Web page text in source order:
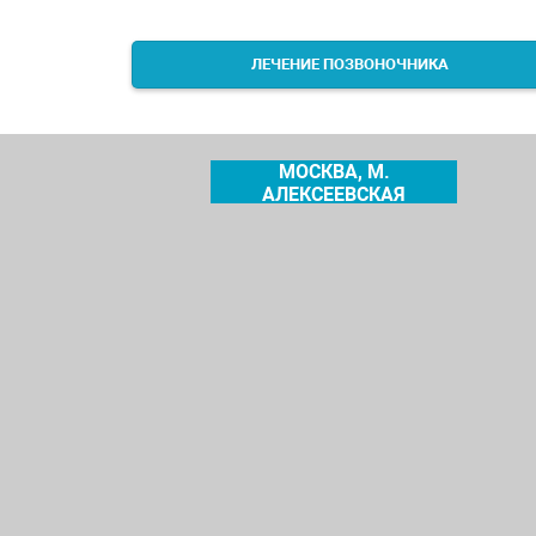
ЛЕЧЕНИЕ ПОЗВОНОЧНИКА
МОСКВА, М.
АЛЕКСЕЕВСКАЯ